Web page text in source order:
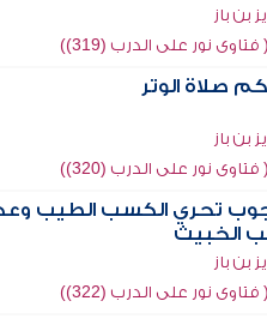
بن باز
نور على الدرب (319))
صلاة الوتر
بن باز
نور على الدرب (320))
تحري الكسب الطيب
الخبيث
بن باز
نور على الدرب (322))